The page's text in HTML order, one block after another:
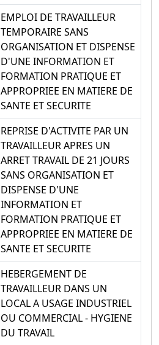
EMPLOI DE TRAVAILLEUR
TEMPORAIRE SANS
ORGANISATION ET DISPENSE
D'UNE INFORMATION ET
FORMATION PRATIQUE ET
APPROPRIEE EN MATIERE DE
SANTE ET SECURITE
REPRISE D'ACTIVITE PAR UN
TRAVAILLEUR APRES UN
ARRET TRAVAIL DE 21 JOURS
SANS ORGANISATION ET
DISPENSE D'UNE
INFORMATION ET
FORMATION PRATIQUE ET
APPROPRIEE EN MATIERE DE
SANTE ET SECURITE
HEBERGEMENT DE
TRAVAILLEUR DANS UN
LOCAL A USAGE INDUSTRIEL
OU COMMERCIAL - HYGIENE
DU TRAVAIL